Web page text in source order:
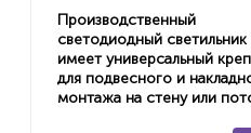
Производственный
светодиодный светильник
имеет универсальный
для подвесного и
монтажа на стену или